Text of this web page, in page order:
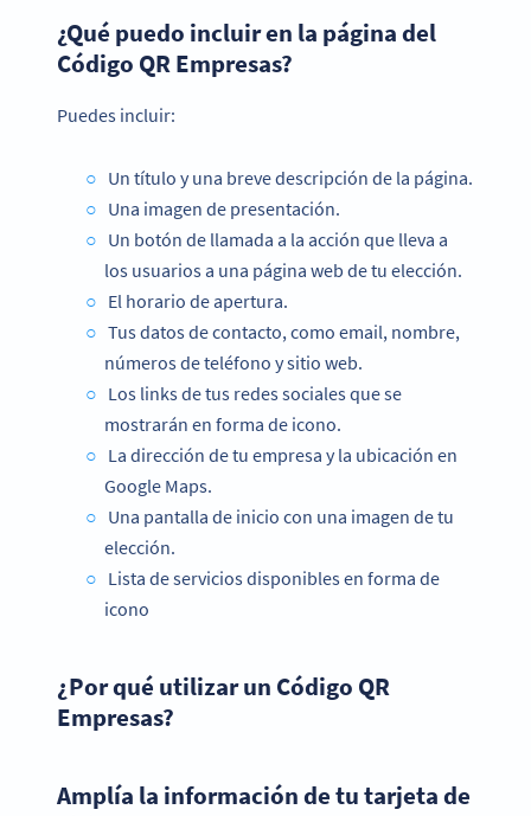
¿Qué puedo incluir en la página del
Código QR Empresas?
Puedes incluir:
Un título y una breve descripción de la página.
Una imagen de presentación.
Un botón de llamada a la acción que lleva a
los usuarios a una página web de tu elección.
El horario de apertura.
Tus datos de contacto, como email, nombre,
números de teléfono y sitio web.
Los links de tus redes sociales que se
mostrarán en forma de icono.
La dirección de tu empresa y la ubicación en
Google Maps.
Una pantalla de inicio con una imagen de tu
elección.
Lista de servicios disponibles en forma de
icono
¿Por qué utilizar un Código QR
Empresas?
Amplía la información de tu tarjeta de